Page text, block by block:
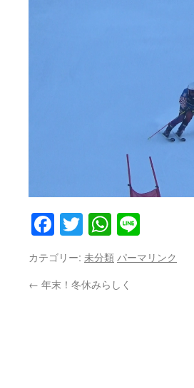
Facebook
TwitterWhatsApp
カテゴリー: 未分類パーマリンク
← 年末！冬休みらしく